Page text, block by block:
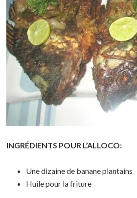
INGRÉDIENTS POUR L’ALLOCO:
Une dizaine de banane plantains
Huile pour la friture